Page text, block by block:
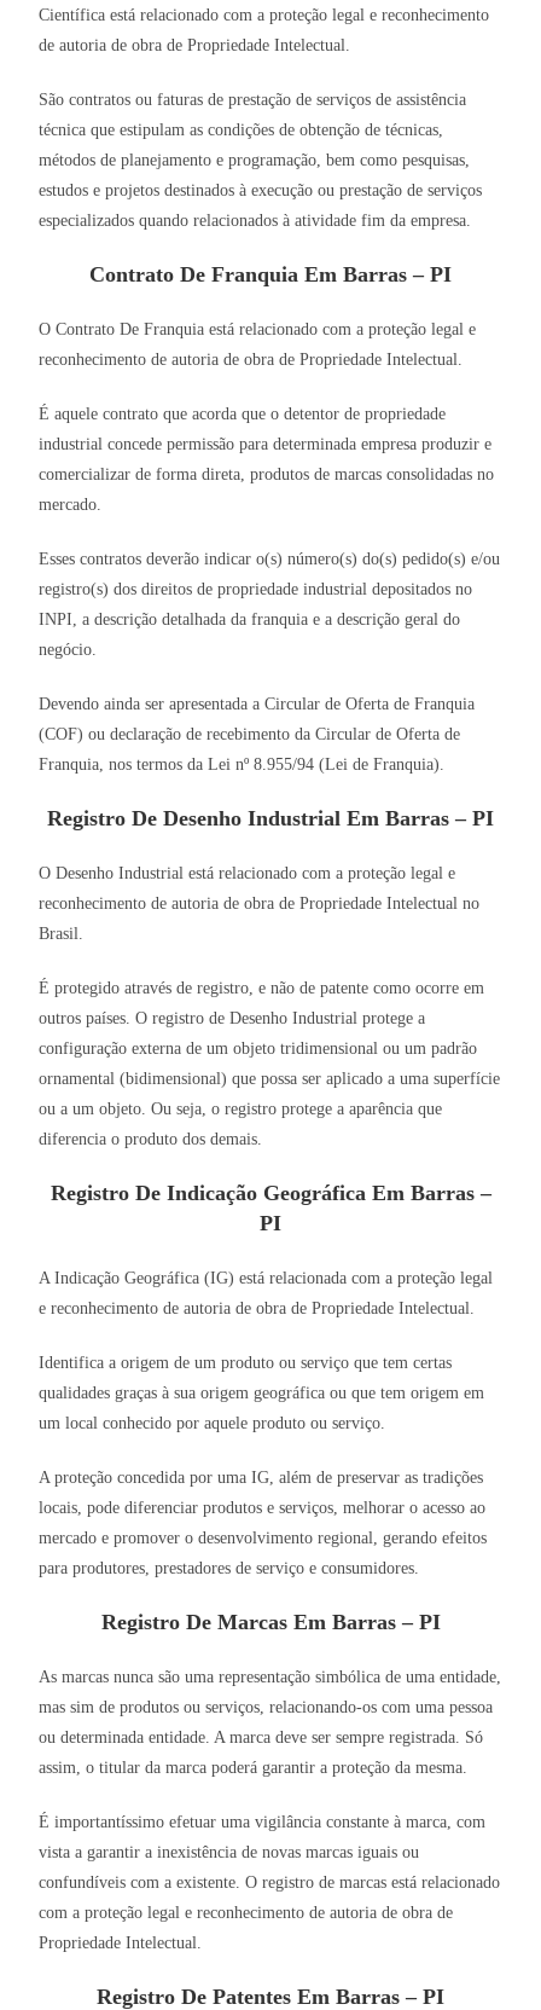
Científica está relacionado com a proteção legal e reconhecimento
de autoria de obra de Propriedade Intelectual.
São contratos ou faturas de prestação de serviços de assistência
técnica que estipulam as condições de obtenção de técnicas,
métodos de planejamento e programação, bem como pesquisas,
estudos e projetos destinados à execução ou prestação de serviços
especializados quando relacionados à atividade fim da empresa.
Contrato De Franquia Em Barras – PI
O Contrato De Franquia está relacionado com a proteção legal e
reconhecimento de autoria de obra de Propriedade Intelectual.
É aquele contrato que acorda que o detentor de propriedade
industrial concede permissão para determinada empresa produzir e
comercializar de forma direta, produtos de marcas consolidadas no
mercado.
Esses contratos deverão indicar o(s) número(s) do(s) pedido(s) e/ou
registro(s) dos direitos de propriedade industrial depositados no
INPI, a descrição detalhada da franquia e a descrição geral do
negócio.
Devendo ainda ser apresentada a Circular de Oferta de Franquia
(COF) ou declaração de recebimento da Circular de Oferta de
Franquia, nos termos da Lei nº 8.955/94 (Lei de Franquia).
Registro De Desenho Industrial Em Barras – PI
O Desenho Industrial está relacionado com a proteção legal e
reconhecimento de autoria de obra de Propriedade Intelectual no
Brasil.
É protegido através de registro, e não de patente como ocorre em
outros países. O registro de Desenho Industrial protege a
configuração externa de um objeto tridimensional ou um padrão
ornamental (bidimensional) que possa ser aplicado a uma superfície
ou a um objeto. Ou seja, o registro protege a aparência que
diferencia o produto dos demais.
Registro De Indicação Geográfica Em Barras –
PI
A Indicação Geográfica (IG) está relacionada com a proteção legal
e reconhecimento de autoria de obra de Propriedade Intelectual.
Identifica a origem de um produto ou serviço que tem certas
qualidades graças à sua origem geográfica ou que tem origem em
um local conhecido por aquele produto ou serviço.
A proteção concedida por uma IG, além de preservar as tradições
locais, pode diferenciar produtos e serviços, melhorar o acesso ao
mercado e promover o desenvolvimento regional, gerando efeitos
para produtores, prestadores de serviço e consumidores.
Registro De Marcas Em Barras – PI
As marcas nunca são uma representação simbólica de uma entidade,
mas sim de produtos ou serviços, relacionando-os com uma pessoa
ou determinada entidade. A marca deve ser sempre registrada. Só
assim, o titular da marca poderá garantir a proteção da mesma.
É importantíssimo efetuar uma vigilância constante à marca, com
vista a garantir a inexistência de novas marcas iguais ou
confundíveis com a existente. O registro de marcas está relacionado
com a proteção legal e reconhecimento de autoria de obra de
Propriedade Intelectual.
Registro De Patentes Em Barras – PI